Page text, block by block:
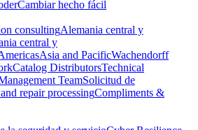
Cambiar hecho fácil
consultingAlemania central y
central y
Asia and PacificWachendorff
Catalog DistributorsTechnical
TeamSolicitud de
repair processingCompliments &